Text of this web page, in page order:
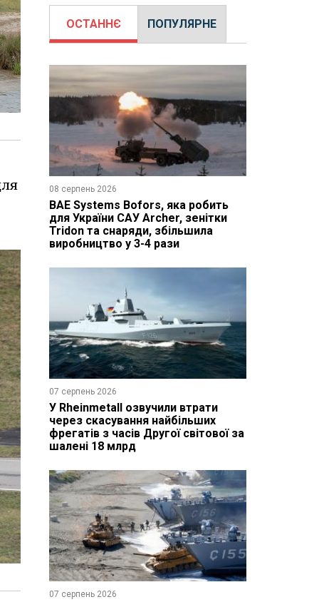
ОСТАННЄ ПОПУЛЯРНЕ
08 серпень 2026
BAE Systems Bofors, яка робить
для України САУ Archer, зенітки
Tridon та снаряди, збільшила
виробництво у 3-4 рази
07 серпень 2026
У Rheinmetall озвучили втрати
через скасування найбільших
фрегатів з часів Другої світової за
шалені 18 млрд
07 серпень 2026